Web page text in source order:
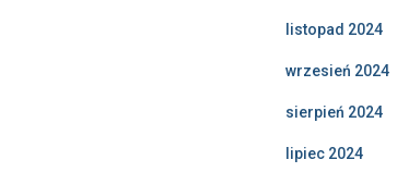
listopad 2024
wrzesień 2024
sierpień 2024
lipiec 2024